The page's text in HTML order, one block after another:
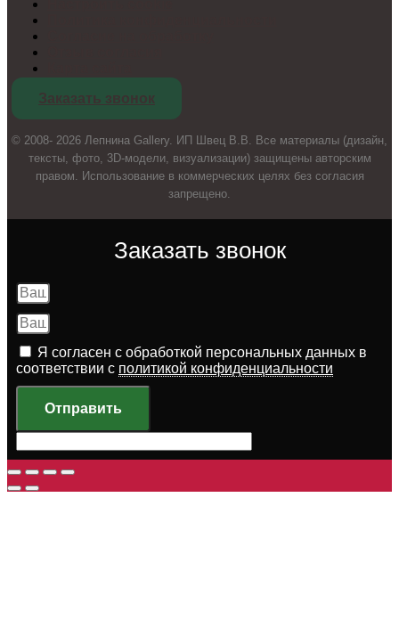
Заказать звонок
© 2008- 2026 Лепнина Gallery. ИП Швец В.В. Все материалы (дизайн,
тексты, фото, 3D-модели, визуализации) защищены авторским
правом. Использование в коммерческих целях без согласия
запрещено.
Заказать звонок
Я согласен с обработкой персональных данных в
соответствии с политикой конфиденциальности
Отправить